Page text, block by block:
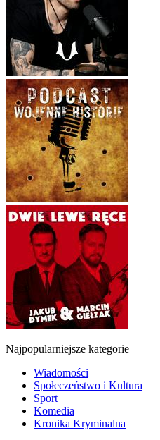
Najpopularniejsze kategorie
Wiadomości
Społeczeństwo i Kultura
Sport
Komedia
Kronika Kryminalna